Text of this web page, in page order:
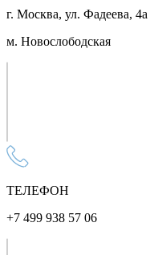
г. Москва, ул. Фадеева, 4а
м. Новослободская
ТЕЛЕФОН
+7 499 938 57 06